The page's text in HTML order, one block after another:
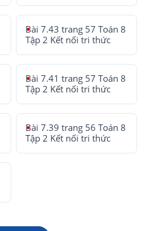
Bài 7.43 trang 57 Toán 8
Tập 2 Kết nối tri thức
Bài 7.41 trang 57 Toán 8
Tập 2 Kết nối tri thức
Bài 7.39 trang 56 Toán 8
Tập 2 Kết nối tri thức